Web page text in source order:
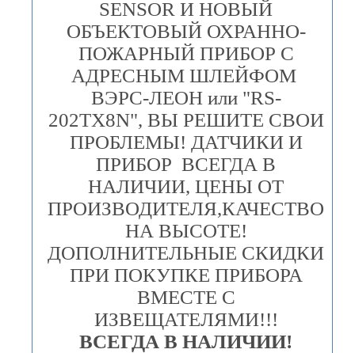
SENSOR И НОВЫЙ
ОБЪЕКТОВЫЙ ОХРАННО-
ПОЖАРНЫЙ ПРИБОР С
АДРЕСНЫМ ШЛЕЙФОМ
ВЭРС-ЛЕОН или "RS-
202TX8N", ВЫ РЕШИТЕ СВОИ
ПРОБЛЕМЫ! ДАТЧИКИ И
ПРИБОР ВСЕГДА В
НАЛИЧИИ, ЦЕНЫ ОТ
ПРОИЗВОДИТЕЛЯ,КАЧЕСТВО
НА ВЫСОТЕ!
ДОПОЛНИТЕЛЬНЫЕ СКИДКИ
ПРИ ПОКУПКЕ ПРИБОРА
ВМЕСТЕ С
ИЗВЕЩАТЕЛЯМИ!!!
ВСЕГДА В НАЛИЧИИ!